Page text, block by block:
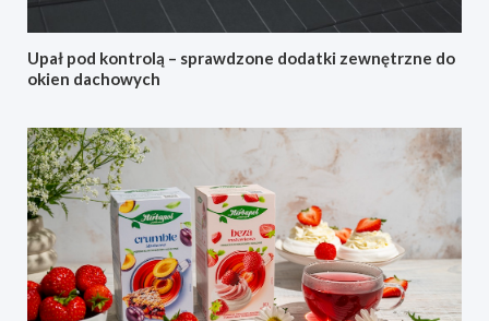
Upał pod kontrolą – sprawdzone dodatki zewnętrzne do
okien dachowych